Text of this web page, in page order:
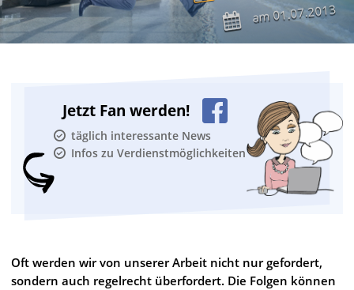
am01.07.2013
Jetzt Fan werden!
täglich interessante News
Infos zu Verdienstmöglichkeiten
Oft werden wir von unserer Arbeit nicht nur gefordert,
sondern auch regelrecht überfordert. Die Folgen können